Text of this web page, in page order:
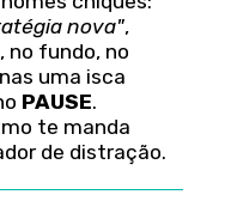
nova",
no fundo, no
uma isca
PAUSE.
te manda
de distração.